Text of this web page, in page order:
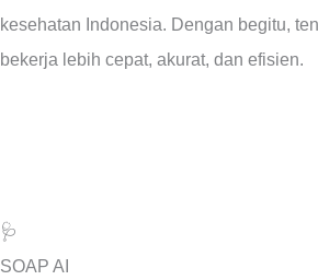
kesehatan Indonesia. Dengan begitu,
bekerja lebih cepat, akurat, dan efisien.
🩺
SOAP AI